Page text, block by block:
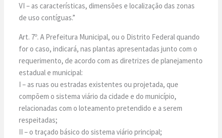
VI – as características, dimensões e localização das zonas
de uso contíguas.”
Art. 7º. A Prefeitura Municipal, ou o Distrito Federal quando
for o caso, indicará, nas plantas apresentadas junto com o
requerimento, de acordo com as diretrizes de planejamento
estadual e municipal:
I – as ruas ou estradas existentes ou projetada, que
compõem o sistema viário da cidade e do município,
relacionadas com o loteamento pretendido e a serem
respeitadas;
II – o traçado básico do sistema viário principal;